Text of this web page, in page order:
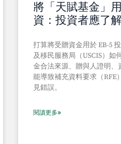
將「天賦基金」
資：投資者應了
打算將受贈資金用於 EB-5
及移民服務局（USCIS）如
金合法來源、贈與人證明、
能導致補充資料要求（RFE
見錯誤。
閱讀更多»